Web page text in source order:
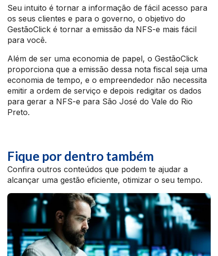
Seu intuito é tornar a informação de fácil acesso para
os seus clientes e para o governo, o objetivo do
GestãoClick é tornar a emissão da NFS-e mais fácil
para você.
Além de ser uma economia de papel, o GestãoClick
proporciona que a emissão dessa nota fiscal seja uma
economia de tempo, e o empreendedor não necessita
emitir a ordem de serviço e depois redigitar os dados
para gerar a NFS-e para São José do Vale do Rio
Preto.
Fique por dentro também
Confira outros conteúdos que podem te ajudar a
alcançar uma gestão eficiente, otimizar o seu tempo.